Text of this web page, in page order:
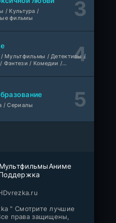
Мыльные оперы Турции, AlisaDirilis, Субтитры
1-6 серия
Дубляж
/ Культура /
фильмы
Мультфильмы / Детективы /
Фэнтези / Комедии /
/ Сериалы
МультфильмыАниме
" Смотрите лучшие
права защищены,